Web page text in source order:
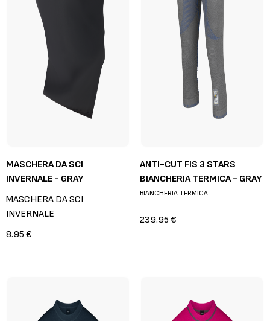
MASCHERA DA SCI
INVERNALE - GRAY
MASCHERA DA SCI
INVERNALE
8.95 €
ANTI-CUT FIS 3 STARS
BIANCHERIA TERMICA - GRAY
BIANCHERIA TERMICA
239.95 €